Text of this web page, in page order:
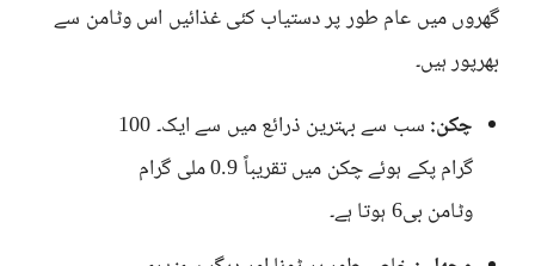
گھروں میں عام طور پر دستیاب کئی غذائیں اس وٹامن سے
بھرپور ہیں۔
چکن:
سب سے بہترین ذرائع میں سے ایک۔ 100
گرام پکے ہوئے چکن میں تقریباً 0.9 ملی گرام
وٹامن بی6 ہوتا ہے۔